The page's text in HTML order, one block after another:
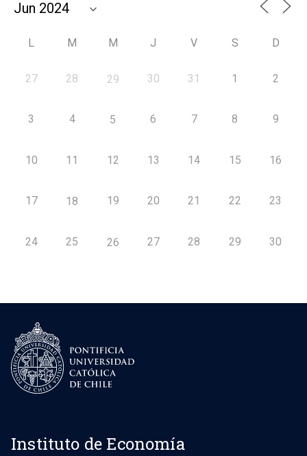
L M M J V S D
27 28 29 30 31 1 2
3 4 5 6 7 8 9
10 11 12 13 14 15 16
17 18 19 20 21 22 23
24 25 26 27 28 29 30
Instituto de Economía